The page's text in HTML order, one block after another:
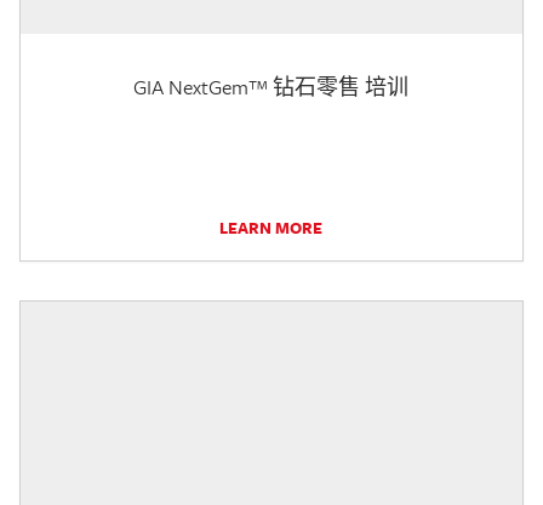
GIA NextGem™ 钻石零售 培训
LEARN MORE